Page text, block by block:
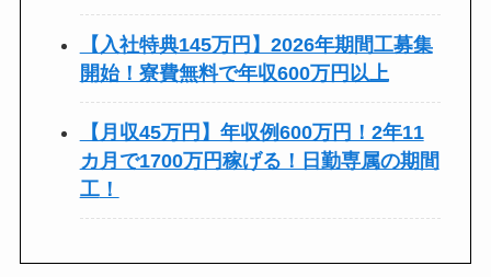
【入社特典145万円】2026年期間工募集
開始！寮費無料で年収600万円以上
【月収45万円】年収例600万円！2年11
カ月で1700万円稼げる！日勤専属の期間
工！